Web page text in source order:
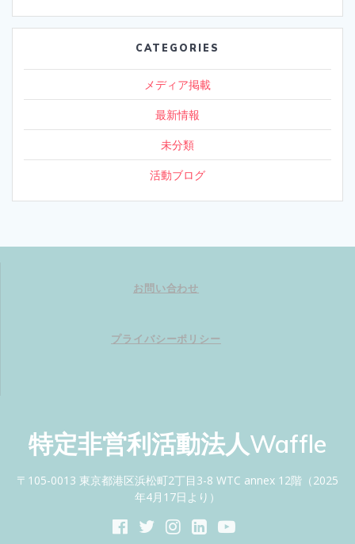
CATEGORIES
メディア掲載
最新情報
未分類
活動ブログ
お問い合わせ
プライバシーポリシー
特定非営利活動法人Waffle
〒105-0013 東京都港区浜松町2丁目3-8 WTC annex 12階（2025
年4月17日より）